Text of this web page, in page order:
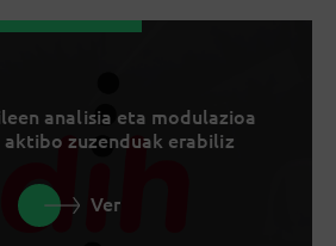
analisia eta modulazioa
zuzenduak erabiliz
Ver